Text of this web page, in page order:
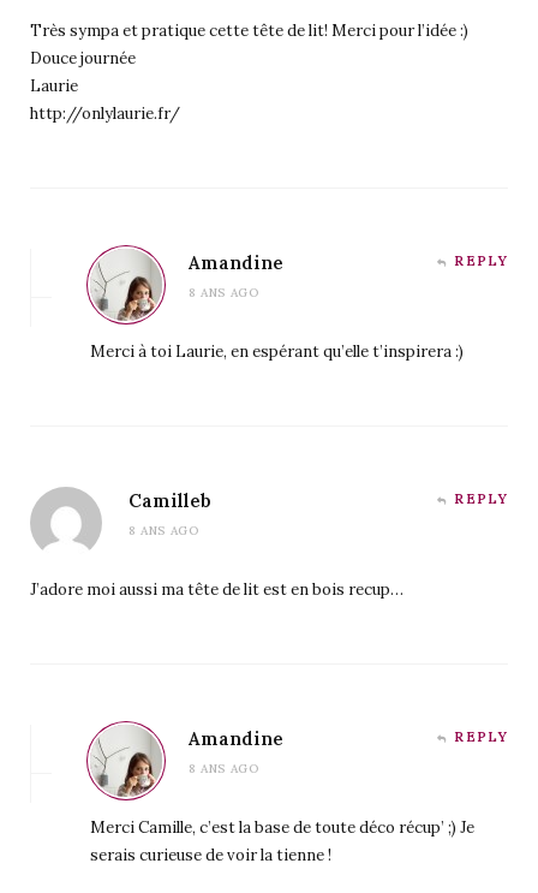
Très sympa et pratique cette tête de lit! Merci pour l’idée :)
Douce journée
Laurie
http://onlylaurie.fr/
Amandine
8 ANS AGO
REPLY
Merci à toi Laurie, en espérant qu’elle t’inspirera :)
Camilleb
8 ANS AGO
REPLY
J’adore moi aussi ma tête de lit est en bois recup…
Amandine
8 ANS AGO
REPLY
Merci Camille, c’est la base de toute déco récup’ ;) Je
serais curieuse de voir la tienne !